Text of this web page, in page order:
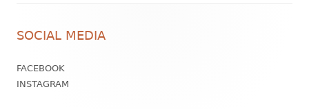
Inhalt
SOCIAL MEDIA
FACEBOOK
INSTAGRAM